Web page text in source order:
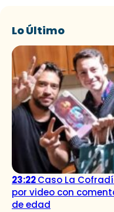
Lo Último
23:22Caso La
por video con
de edad